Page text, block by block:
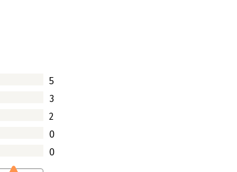
nog verder. Om het tij te
5
3
2
0
0